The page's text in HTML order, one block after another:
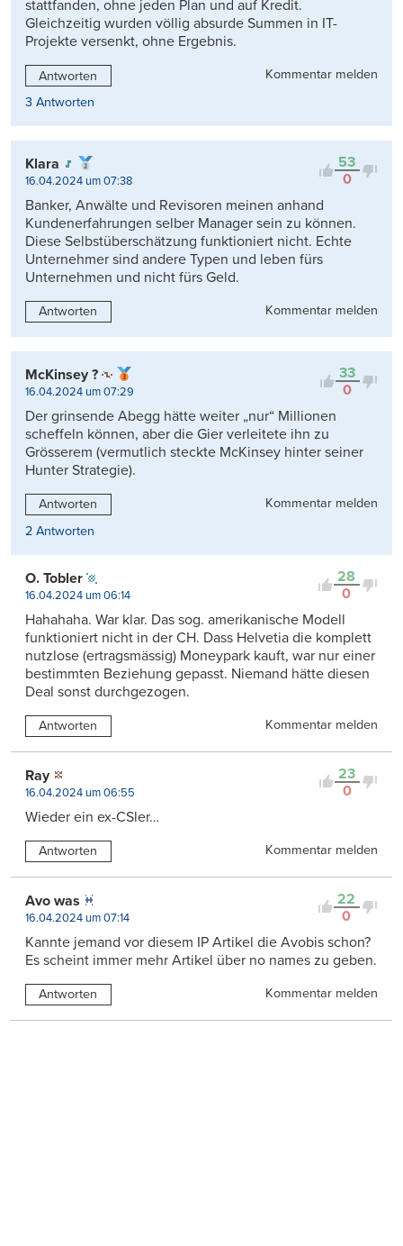
stattfanden, ohne jeden Plan und auf Kredit.
Gleichzeitig wurden völlig absurde Summen in IT-
Projekte versenkt, ohne Ergebnis.
Antworten
Kommentar melden
3 Antworten
53
0
Klara
16.04.2024 um 07:38
Banker, Anwälte und Revisoren meinen anhand
Kundenerfahrungen selber Manager sein zu können.
Diese Selbstüberschätzung funktioniert nicht. Echte
Unternehmer sind andere Typen und leben fürs
Unternehmen und nicht fürs Geld.
Antworten Kommentar melden
33
0
McKinsey ?
16.04.2024 um 07:29
Der grinsende Abegg hätte weiter „nur“ Millionen
scheffeln können, aber die Gier verleitete ihn zu
Grösserem (vermutlich steckte McKinsey hinter seiner
Hunter Strategie).
Antworten
Kommentar melden
2 Antworten
28
0
O. Tobler
16.04.2024 um 06:14
Hahahaha. War klar. Das sog. amerikanische Modell
funktioniert nicht in der CH. Dass Helvetia die komplett
nutzlose (ertragsmässig) Moneypark kauft, war nur einer
bestimmten Beziehung gepasst. Niemand hätte diesen
Deal sonst durchgezogen.
Antworten Kommentar melden
23
0
Ray
16.04.2024 um 06:55
Wieder ein ex-CSler…
Antworten Kommentar melden
22
0
Avo was
16.04.2024 um 07:14
Kannte jemand vor diesem IP Artikel die Avobis schon?
Es scheint immer mehr Artikel über no names zu geben.
Antworten Kommentar melden